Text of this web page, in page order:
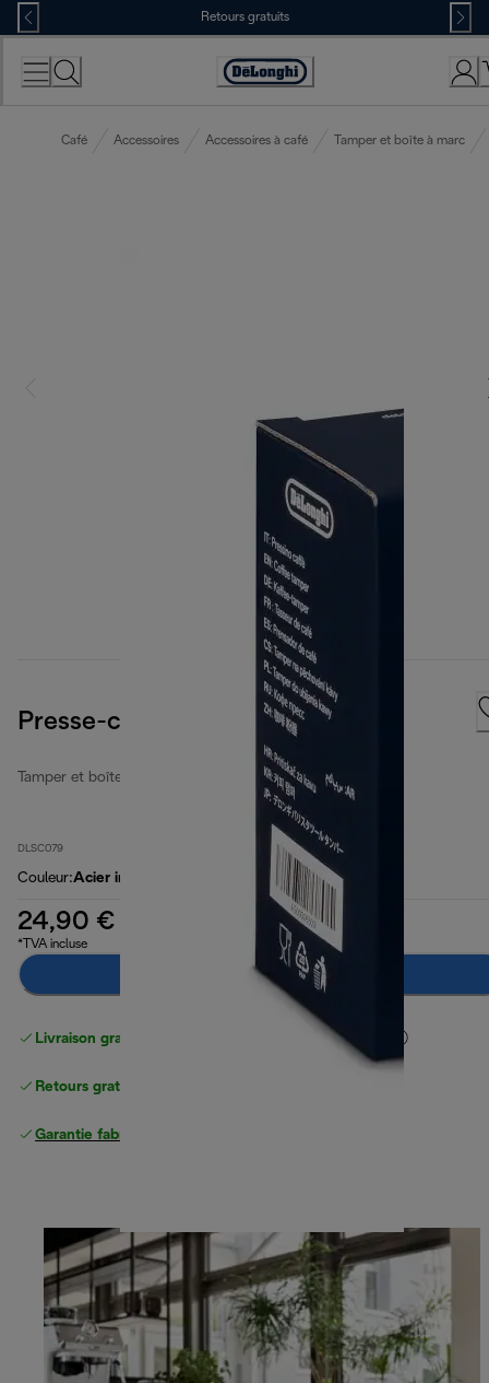
Skip
to
Content
Retours gratuits
Déclaration
Café Accessoires Accessoires à café Tamper et boîte à marc
Presse-café blanc
Tamper et boîte à marc
DLSC079
Couleur:Acier inoxydable / argent
24,90 €
*TVA incluse
Ajouter au panier
Livraison gratuite standard standard à partir de 49 €
Retours gratuits
Garantie fabricant complète